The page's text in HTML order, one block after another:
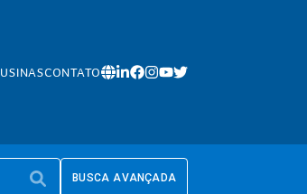
USINASCONTATO
BUSCA AVANÇADA